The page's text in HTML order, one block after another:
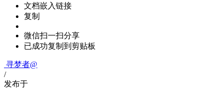
文档嵌入链接
复制
微信扫一扫分享
已成功复制到剪贴板
寻梦者@
/
发布于